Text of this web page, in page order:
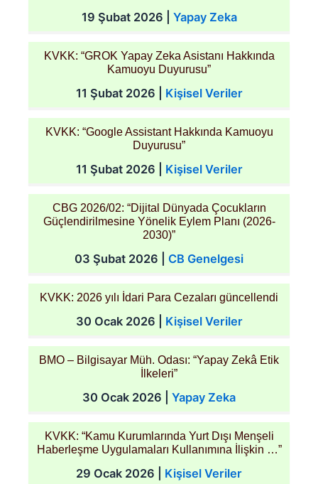
19 Şubat 2026 Yapay Zeka
KVKK: “GROK Yapay Zeka Asistanı Hakkında
Kamuoyu Duyurusu”
11 Şubat 2026 Kişisel Veriler
KVKK: “Google Assistant Hakkında Kamuoyu
Duyurusu”
11 Şubat 2026 Kişisel Veriler
CBG 2026/02: “Dijital Dünyada Çocukların
Güçlendirilmesine Yönelik Eylem Planı (2026-
2030)”
03 Şubat 2026 CB Genelgesi
KVKK: 2026 yılı İdari Para Cezaları güncellendi
30 Ocak 2026 Kişisel Veriler
BMO – Bilgisayar Müh. Odası: “Yapay Zekâ Etik
İlkeleri”
30 Ocak 2026 Yapay Zeka
KVKK: “Kamu Kurumlarında Yurt Dışı Menşeli
Haberleşme Uygulamaları Kullanımına İlişkin …”
29 Ocak 2026 Kişisel Veriler